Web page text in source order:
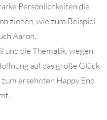
Persönlichkeiten die
ziehen, wie zum Beispiel
Aaron.
und die Thematik, wegen
auf das große Glück
ersehnten Happy End